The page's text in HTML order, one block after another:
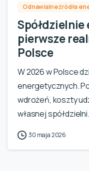
Odnawialne źródła
pierwsze
Polsce
W 2026 w Polsce
energetycznych.
wdrożeń, koszty
własnej spółdzielni.
30 maja 2026